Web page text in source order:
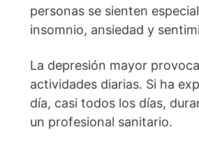
personas se sienten
insomnio, ansiedad y
La depresión mayor
actividades diarias. Si ha
día, casi todos los días,
un profesional sanitario.